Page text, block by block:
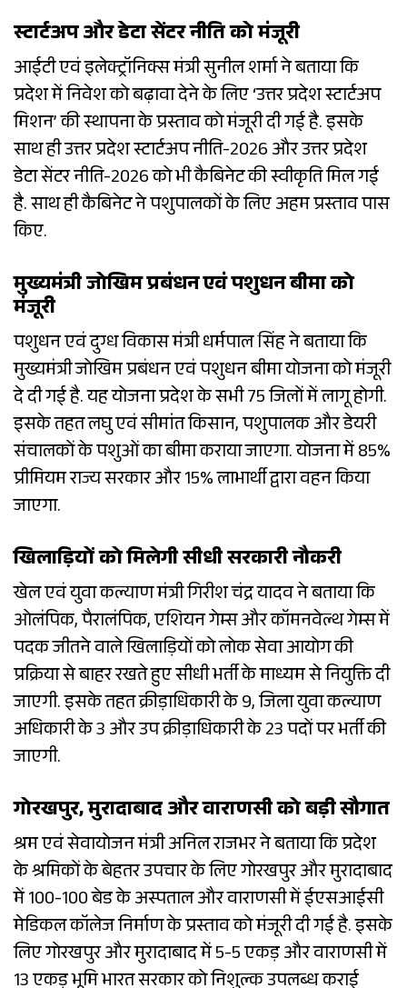
स्टार्टअप और डेटा सेंटर नीति को मंजूरी
आईटी एवं इलेक्ट्रॉनिक्स मंत्री सुनील शर्मा ने बताया कि
प्रदेश में निवेश को बढ़ावा देने के लिए ‘उत्तर प्रदेश स्टार्टअप
मिशन’ की स्थापना के प्रस्ताव को मंजूरी दी गई है. इसके
साथ ही उत्तर प्रदेश स्टार्टअप नीति-2026 और उत्तर प्रदेश
डेटा सेंटर नीति-2026 को भी कैबिनेट की स्वीकृति मिल गई
है. साथ ही कैबिनेट ने पशुपालकों के लिए अहम प्रस्ताव पास
किए.
मुख्यमंत्री जोखिम प्रबंधन एवं पशुधन बीमा को
मंजूरी
पशुधन एवं दुग्ध विकास मंत्री धर्मपाल सिंह ने बताया कि
मुख्यमंत्री जोखिम प्रबंधन एवं पशुधन बीमा योजना को मंजूरी
दे दी गई है. यह योजना प्रदेश के सभी 75 जिलों में लागू होगी.
इसके तहत लघु एवं सीमांत किसान, पशुपालक और डेयरी
संचालकों के पशुओं का बीमा कराया जाएगा. योजना में 85%
प्रीमियम राज्य सरकार और 15% लाभार्थी द्वारा वहन किया
जाएगा.
खिलाड़ियों को मिलेगी सीधी सरकारी नौकरी
खेल एवं युवा कल्याण मंत्री गिरीश चंद्र यादव ने बताया कि
ओलंपिक, पैरालंपिक, एशियन गेम्स और कॉमनवेल्थ गेम्स में
पदक जीतने वाले खिलाड़ियों को लोक सेवा आयोग की
प्रक्रिया से बाहर रखते हुए सीधी भर्ती के माध्यम से नियुक्ति दी
जाएगी. इसके तहत क्रीड़ाधिकारी के 9, जिला युवा कल्याण
अधिकारी के 3 और उप क्रीड़ाधिकारी के 23 पदों पर भर्ती की
जाएगी.
गोरखपुर, मुरादाबाद और वाराणसी को बड़ी सौगात
श्रम एवं सेवायोजन मंत्री अनिल राजभर ने बताया कि प्रदेश
के श्रमिकों के बेहतर उपचार के लिए गोरखपुर और मुरादाबाद
में 100-100 बेड के अस्पताल और वाराणसी में ईएसआईसी
मेडिकल कॉलेज निर्माण के प्रस्ताव को मंजूरी दी गई है. इसके
लिए गोरखपुर और मुरादाबाद में 5-5 एकड़ और वाराणसी में